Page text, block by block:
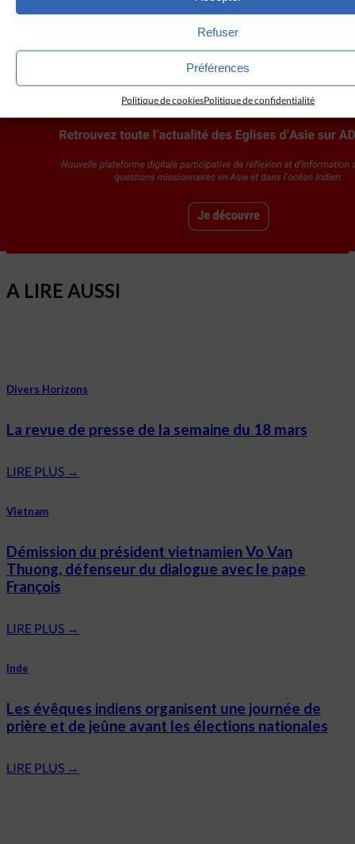
Refuser
Préférences
Politique de cookiesPolitique de confidentialité
Crédit :Government of Thailand(CC BY 2.0)
A LIRE AUSSI
Divers Horizons
La revue de presse de la semaine du 18 mars
LIRE PLUS →
Vietnam
Démission du président vietnamien Vo Van
Thuong, défenseur du dialogue avec le pape
François
LIRE PLUS →
Inde
Les évêques indiens organisent une journée de
prière et de jeûne avant les élections nationales
LIRE PLUS →